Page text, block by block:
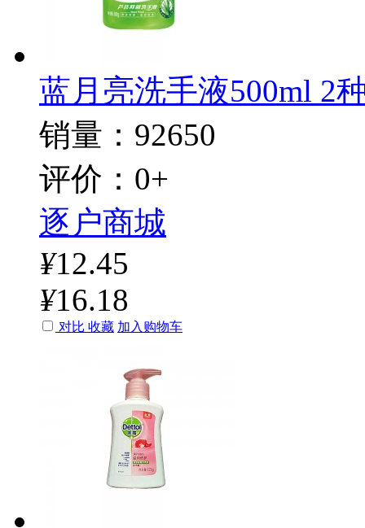
蓝月亮洗手液500ml 2
销量：92650
评价：0+
逐户商城
¥12.45
¥16.18
对比 收藏 加入购物车